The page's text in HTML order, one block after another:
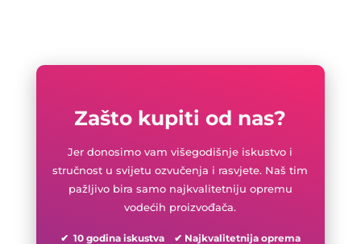
Zašto kupiti od nas?
Jer donosimo vam višegodišnje iskustvo i
stručnost u svijetu ozvučenja i rasvjete. Naš tim
pažljivo bira samo najkvalitetniju opremu
vodećih proizvođača.
✔ 10 godina iskustva ✔ Najkvalitetnija oprema